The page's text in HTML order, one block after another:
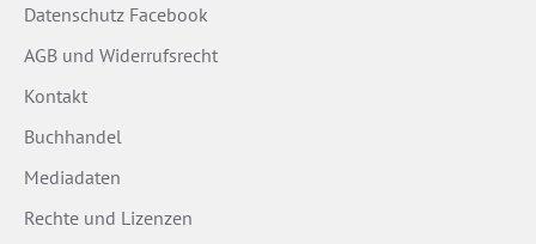
Datenschutz Facebook
AGB und Widerrufsrecht
Kontakt
Buchhandel
Mediadaten
Rechte und Lizenzen